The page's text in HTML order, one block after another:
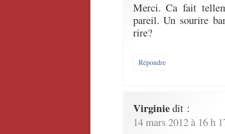
Merci. Ca fait
pareil. Un sourire
rire?
Répondre
Virginiedit :
14 mars 2012 à 16 h